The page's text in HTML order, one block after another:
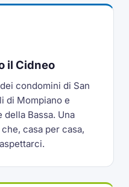
il Cidneo
condomini di San
di Mompiano e
Bassa. Una
casa per casa,